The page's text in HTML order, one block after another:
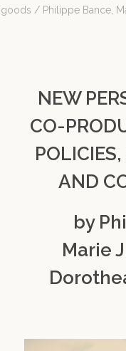
goods / Philippe Bance,
NEW
CO-
AND
by
Marie